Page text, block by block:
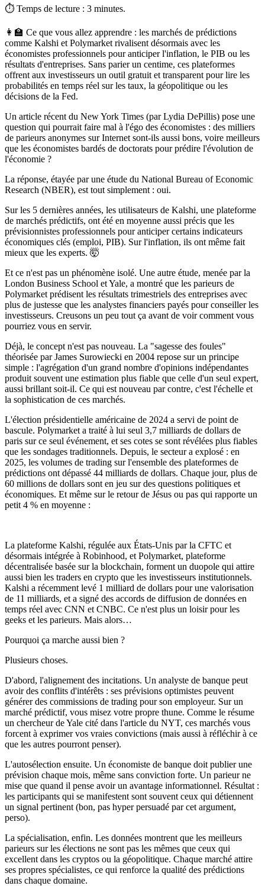
⏱ Temps de lecture : 3 minutes.
👩‍🏫 Ce que vous allez apprendre : les marchés de prédictions
comme Kalshi et Polymarket rivalisent désormais avec les
économistes professionnels pour anticiper l'inflation, le PIB ou les
résultats d'entreprises. Sans parier un centime, ces plateformes
offrent aux investisseurs un outil gratuit et transparent pour lire les
probabilités en temps réel sur les taux, la géopolitique ou les
décisions de la Fed.
Un article récent du New York Times (par Lydia DePillis) pose une
question qui pourrait faire mal à l'égo des économistes : des milliers
de parieurs anonymes sur Internet sont-ils aussi bons, voire meilleurs
que les économistes bardés de doctorats pour prédire l'évolution de
l'économie ?
La réponse, étayée par une étude du National Bureau of Economic
Research (NBER), est tout simplement : oui.
Sur les 5 dernières années, les utilisateurs de Kalshi, une plateforme
de marchés prédictifs, ont été en moyenne aussi précis que les
prévisionnistes professionnels pour anticiper certains indicateurs
économiques clés (emploi, PIB). Sur l'inflation, ils ont même fait
mieux que les experts. 🤯
Et ce n'est pas un phénomène isolé. Une autre étude, menée par la
London Business School et Yale, a montré que les parieurs de
Polymarket prédisent les résultats trimestriels des entreprises avec
plus de justesse que les analystes financiers payés pour conseiller les
investisseurs. Creusons un peu tout ça avant de voir comment vous
pourriez vous en servir.
Déjà, le concept n'est pas nouveau. La "sagesse des foules"
théorisée par James Surowiecki en 2004 repose sur un principe
simple : l'agrégation d'un grand nombre d'opinions indépendantes
produit souvent une estimation plus fiable que celle d'un seul expert,
aussi brillant soit-il. Ce qui est nouveau par contre, c'est l'échelle et
la sophistication de ces marchés.
L'élection présidentielle américaine de 2024 a servi de point de
bascule. Polymarket a traité à lui seul 3,7 milliards de dollars de
paris sur ce seul événement, et ses cotes se sont révélées plus fiables
que les sondages traditionnels. Depuis, le secteur a explosé : en
2025, les volumes de trading sur l'ensemble des plateformes de
prédictions ont dépassé 44 milliards de dollars. Chaque jour, plus de
60 millions de dollars sont en jeu sur des questions politiques et
économiques. Et même sur le retour de Jésus ou pas qui rapporte un
petit 4 % en moyenne :
La plateforme Kalshi, régulée aux États-Unis par la CFTC et
désormais intégrée à Robinhood, et Polymarket, plateforme
décentralisée basée sur la blockchain, forment un duopole qui attire
aussi bien les traders en crypto que les investisseurs institutionnels.
Kalshi a récemment levé 1 milliard de dollars pour une valorisation
de 11 milliards, et a signé des accords de diffusion de données en
temps réel avec CNN et CNBC. Ce n'est plus un loisir pour les
geeks et les parieurs. Mais alors…
Pourquoi ça marche aussi bien ?
Plusieurs choses.
D'abord, l'alignement des incitations. Un analyste de banque peut
avoir des conflits d'intérêts : ses prévisions optimistes peuvent
générer des commissions de trading pour son employeur. Sur un
marché prédictif, vous misez votre propre thune. Comme le résume
un chercheur de Yale cité dans l'article du NYT, ces marchés vous
forcent à exprimer vos vraies convictions (mais aussi à réfléchir à ce
que les autres pourront penser).
L'autosélection ensuite. Un économiste de banque doit publier une
prévision chaque mois, même sans conviction forte. Un parieur ne
mise que quand il pense avoir un avantage informationnel. Résultat :
les participants qui se manifestent sont souvent ceux qui détiennent
un signal pertinent (bon, pas hyper persuadé par cet argument,
perso).
La spécialisation, enfin. Les données montrent que les meilleurs
parieurs sur les élections ne sont pas les mêmes que ceux qui
excellent dans les cryptos ou la géopolitique. Chaque marché attire
ses propres spécialistes, ce qui renforce la qualité des prédictions
dans chaque domaine.